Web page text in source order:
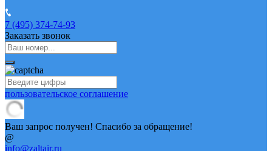
7 (495) 374-74-93
Заказать звонок
пользовательское соглашение
Ваш запрос получен! Спасибо за обращение!
@
info@zaltair.ru